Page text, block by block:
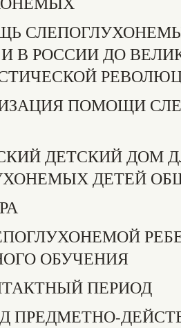
В РОССИИ ДО
ПОМОЩИ
ДЕТСКИЙ ДОМ
ДЕТЕЙ
ОБУЧЕНИЯ
ПЕРИОД
ПРЕДМЕТНО-